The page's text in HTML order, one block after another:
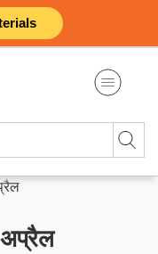
अप्रैल